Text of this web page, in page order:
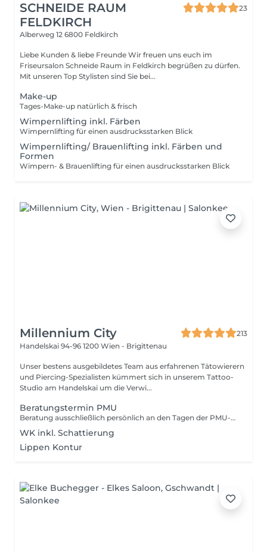
SCHNEIDE RAUM
FELDKIRCH
23
Alberweg 12 6800 Feldkirch
Liebe Kunden & liebe Freunde Wir freuen uns euch im
Friseursalon Schneide Raum in Feldkirch begrüßen zu dürfen.
Mit unseren Top Stylisten sind Sie bei...
Make-up
Tages-Make-up natürlich & frisch
Wimpernlifting inkl. Färben
Wimpernlifting für einen ausdrucksstarken Blick
Wimpernlifting/ Brauenlifting inkl. Färben und
Formen
Wimpern- & Brauenlifting für einen ausdrucksstarken Blick
Millennium City
213
Handelskai 94-96 1200 Wien - Brigittenau
Unser bestens ausgebildetes Team aus erfahrenen Tätowierern
und Piercing-Spezialisten kümmert sich in unserem Tattoo-
Studio am Handelskai um die Verwi...
Beratungstermin PMU
Beratung ausschließlich persönlich an den Tagen der PMU-Artistin möglich! Sollte im Zuge der Beratung ein Termin vereinbart werden, ist ausschließlich eine Anzahlung für den PMU-Termin zu hinterlegen. Bleibt es bei der Beratung, ist nur diese zu bezahlen.
WK inkl. Schattierung
Lippen Kontur